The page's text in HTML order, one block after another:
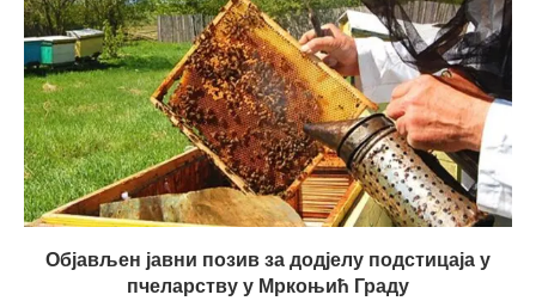
Објављен јавни позив за додјелу подстицаја у
пчеларству у Мркоњић Граду